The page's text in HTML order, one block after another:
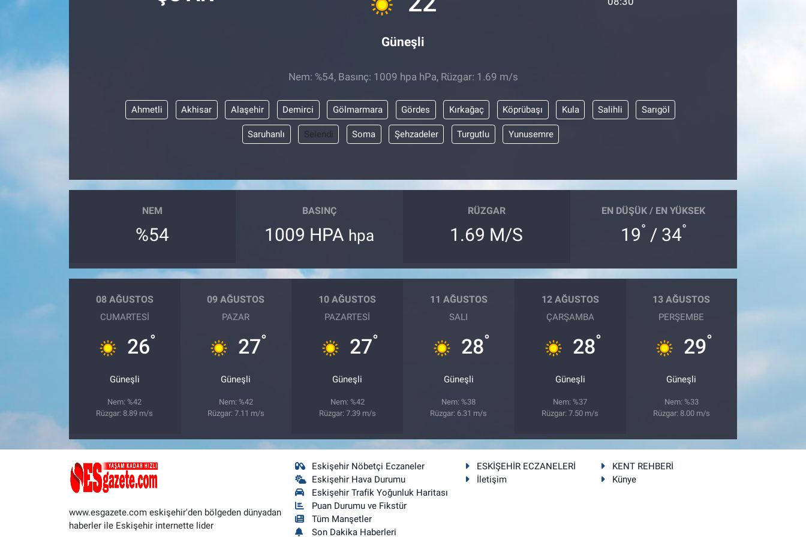
Güneşli
Nem: %54, Basınç: 1009 hpa hPa, Rüzgar: 1.69 m/s
Ahmetli Akhisar Alaşehir Demirci Gölmarmara Gördes Kırkağaç Köprübaşı Kula Salihli Sarıgöl
Saruhanlı Selendi Soma Şehzadeler Turgutlu Yunusemre
NEM
%54
BASINÇ
1009 HPA hpa
RÜZGAR
1.69 M/S
EN DÜŞÜK / EN YÜKSEK
19° / 34°
08 AĞUSTOS
CUMARTESI
26°
Güneşli
Nem: %42
Rüzgar: 8.89 m/s
09 AĞUSTOS
PAZAR
27°
Güneşli
Nem: %42
Rüzgar: 7.11 m/s
10 AĞUSTOS
PAZARTESI
27°
Güneşli
Nem: %42
Rüzgar: 7.39 m/s
11 AĞUSTOS
SALI
28°
Güneşli
Nem: %38
Rüzgar: 6.31 m/s
12 AĞUSTOS
ÇARŞAMBA
28°
Güneşli
Nem: %37
Rüzgar: 7.50 m/s
13 AĞUSTOS
PERŞEMBE
29°
Güneşli
Nem: %33
Rüzgar: 8.00 m/s
www.esgazete.com eskişehir'den bölgeden dünyadan
haberler ile Eskişehir internette lider
Eskişehir Nöbetçi Eczaneler
Eskişehir Hava Durumu
Eskişehir Trafik Yoğunluk Haritası
Puan Durumu ve Fikstür
Tüm Manşetler
Son Dakika Haberleri
ESKİŞEHİR ECZANELERİ
KENT REHBERİ
İletişim
Künye
Bilecik
Bilim ve Teknoloji